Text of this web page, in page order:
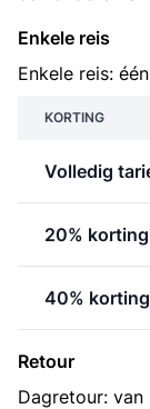
Enkele reis
Enkele reis:
KORTING
Volledig
20% korting
40% korting
Retour
Dagretour: van